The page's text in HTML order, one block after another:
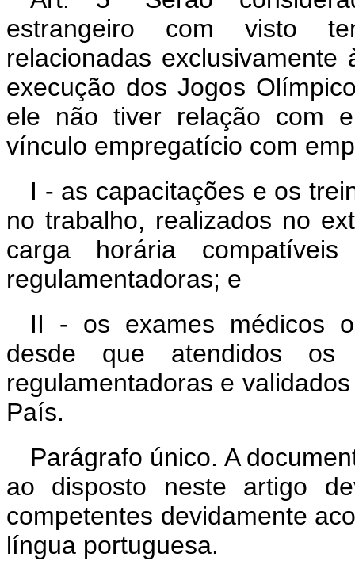
estrangeiro com visto
relacionadas
execução dos Jogos
ele não tiver relação com
vínculo empregatício com
I - as capacitações e os
no trabalho, realizados no
carga horária
regulamentadoras; e
II - os exames médicos
desde que atendidos os
regulamentadoras e
País.
Parágrafo único. A
ao disposto neste artigo
competentes devidamente
língua portuguesa.